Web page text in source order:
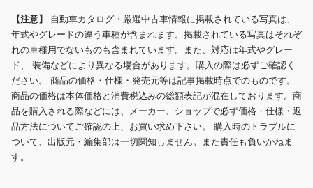
【注意】 自動車カタログ・厳選中古車情報に掲載されている写真は、
年式やグレードの違う車種が含まれます。掲載されている写真はそれぞ
れの車種用でないものも含まれています。また、対応は年式やグレー
ド、 装備などにより異なる場合があります。購入の際は必ずご確認く
ださい。 商品の価格・仕様・発売元等は記事掲載時点でのものです。
商品の価格は本体価格と消費税込みの総額表記が混在しております。商
品を購入される際などには、メーカー、ショップで必ず価格・仕様・返
品方法についてご確認の上、お買い求め下さい。 購入時のトラブルに
ついて、出版元・編集部は一切関知しません。また責任も負いかねま
す。